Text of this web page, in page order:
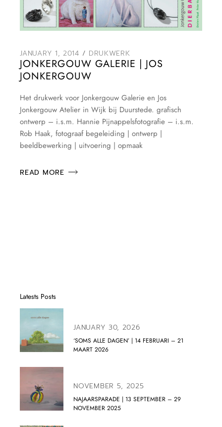
JANUARY 1, 2014 DRUKWERK
JONKERGOUW GALERIE | JOS
JONKERGOUW
Het drukwerk voor Jonkergouw Galerie en Jos
Jonkergouw Atelier in Wijk bij Duurstede. grafisch
ontwerp – i.s.m. Hannie Pijnappelsfotografie – i.s.m.
Rob Haak, fotograaf begeleiding | ontwerp |
beeldbewerking | uitvoering | opmaak
READ MORE
Latests Posts
JANUARY 30, 2026
‘SOMS ALLE DAGEN’ | 14 FEBRUARI – 21
MAART 2026
NOVEMBER 5, 2025
NAJAARSPARADE | 13 SEPTEMBER – 29
NOVEMBER 2025